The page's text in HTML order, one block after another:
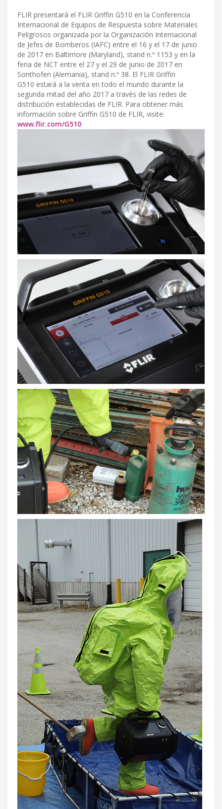
FLIR presentará el FLIR Griffin G510 en la Conferencia
Internacional de Equipos de Respuesta sobre Materiales
Peligrosos organizada por la Organización Internacional
de Jefes de Bomberos (IAFC) entre el 16 y el 17 de junio
de 2017 en Baltimore (Maryland), stand n.º 1153 y en la
feria de NCT entre el 27 y el 29 de junio de 2017 en
Sonthofen (Alemania), stand n.º 38. El FLIR Griffin
G510 estará a la venta en todo el mundo durante la
segunda mitad del año 2017 a través de las redes de
distribución establecidas de FLIR. Para obtener más
información sobre Griffin G510 de FLIR, visite:
www.flir.com/G510